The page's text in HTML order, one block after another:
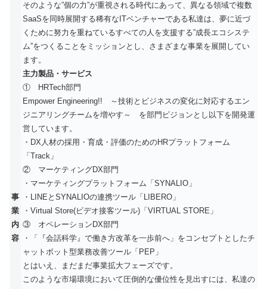
事
業
内
容
そのような”個の力”が重視される時代にあって、異なる領域で複数
SaaSを同時展開する稀有なITベンチャーである私達は、夢に近づ
くために努力を重ねているすべての人を支援する”成長エコシステ
ム”をつくることをミッションとし、さまざまな事業を展開してい
ます。
主力製品・サービス
① HRTech部門
Empower Engineering!! ～技術とビジネスの変化に対応するエン
ジニアリングチームを増やす～ を部門ビジョンとし以下を開発運
営しています。
・DX人材の採用・育成・評価のためのHRプラットフォーム
「Track」
② マーケティングDX部門
・マーケティングプラットフォーム「SYNALIO」
・LINEとSYNALIOの連携ツール「LIBERO」
・Virtual Store(ビデオ接客ツール)「VIRTUAL STORE」
③ オペレーションDX部門
・「『会話科学』で働き方改革を一歩前へ」をコンセプトとしたチ
ャットボット型業務改善ツール「PEP」
とはいえ、まだまだ事業拡大フェーズです。
このような市場環境において圧倒的な優位性を見出すには、私達の